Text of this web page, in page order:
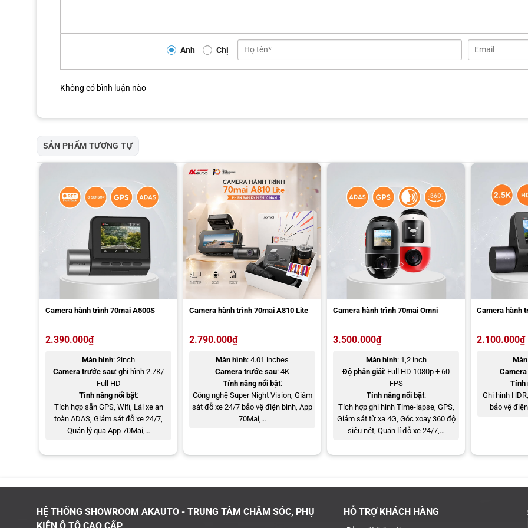
SẢN PHẨM TƯƠNG TỰ
Camera hành trình 70mai A500S
2.390.000₫
Màn hình: 2inch
Camera trước sau: ghi hình 2.7K/
Full HD
Tính năng nổi bật:
Tích hợp sẵn GPS, Wifi, Lái xe an
toàn ADAS, Giám sát đỗ xe 24/7,
Quản lý qua App 70Mai,…
Camera hành trình 70mai A810 Lite
2.790.000₫
Màn hình: 4.01 inches
Camera trước sau: 4K
Tính năng nổi bật:
Công nghệ Super Night Vision, Giám
sát đỗ xe 24/7 bảo vệ điện bình, App
70Mai,…
Camera hành trình 70mai Omni
3.500.000₫
Màn hình: 1,2 inch
Độ phân giải: Full HD 1080p + 60
FPS
Tính năng nổi bật:
Tích hợp ghi hình Time-lapse, GPS,
Giám sát từ xa 4G, Góc xoay 360 độ
siêu nét, Quản lí đỗ xe 24/7,…
Camera hành
2.100.000₫
Tính
Ghi hình
bảo vệ
Không chỉ ghi hình phía trước, 70mai T800 còn hỗ trợ ghi đồng thời 3 kênh, mang lại góc nhìn bao quát cả trước – sau – trong xe.
Công nghệ HDR giúp cân bằng ánh sáng hiệu quả, hạn chế hiện tượng cháy sáng khi đi dưới trời nắng gắt hoặc tối đen khi vào
hầm. Nhờ dải tương phản động rộng, mọi chi tiết quan trọng đều được tái hiện rõ ràng, đảm bảo hình ảnh trung thực trong nhiều
70mai T800 là camera hành trình HDR 3 kênh đầu tiên trong ngành
Công nghệ AI phát hiện chuyển động thông minh
Camera hành trình 70mai T800 được tích hợp thuật toán AI thông minh, thiết bị có khả năng nhận diện chuyển động bất thường
giây. Tính năng này đặc biệt hữu ích khi xe đỗ ngoài trời, giúp bạn chủ động lưu lại bằng chứng nếu xảy ra sự cố.
Trong những môi trường tối như hầm đỗ xe, nhà xe kín hoặc khi di chuyển ban đêm, camera sẽ tự động chuyển sang chế độ nhìn
đêm. Nhờ đó, hình ảnh trong cabin vẫn hiển thị chi tiết, kể cả khu vực hàng ghế sau thường thiếu sáng trên các dòng xe rộng.
Anh Chị
Không có bình luận nào
HỆ THỐNG SHOWROOM AKAUTO - TRUNG TÂM CHĂM SÓC, PHỤ
HỖ TRỢ KHÁCH HÀNG